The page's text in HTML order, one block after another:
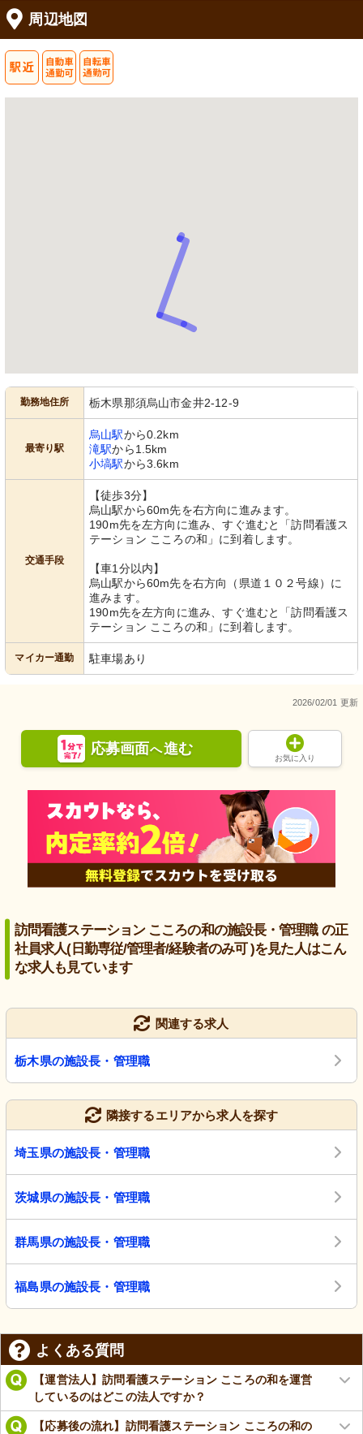
周辺地図
勤務地住所 栃木県那須烏山市金井2-12-9
最寄り駅
烏山駅から0.2km
滝駅から1.5km
小塙駅から3.6km
交通手段
【徒歩3分】
烏山駅から60m先を右方向に進みます。
190m先を左方向に進み、すぐ進むと「訪問看護ス
テーション こころの和」に到着します。
【車1分以内】
烏山駅から60m先を右方向（県道１０２号線）に
進みます。
190m先を左方向に進み、すぐ進むと「訪問看護ス
テーション こころの和」に到着します。
マイカー通勤 駐車場あり
2026/02/01 更新
応募画面へ進む
お気に入り
訪問看護ステーション こころの和の施設長・管理職 の正
社員求人(日勤専従/管理者/経験者のみ可 )を見た人はこん
な求人も見ています
関連する求人
栃木県の施設長・管理職
隣接するエリアから求人を探す
埼玉県の施設長・管理職
茨城県の施設長・管理職
群馬県の施設長・管理職
福島県の施設長・管理職
よくある質問
【運営法人】訪問看護ステーション こころの和を運営
しているのはどこの法人ですか？
【応募後の流れ】訪問看護ステーション こころの和の